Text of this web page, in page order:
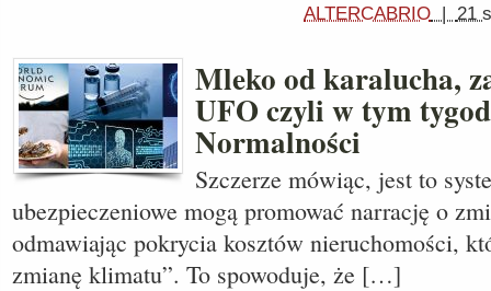
ALTERCABRIO | 21
Mleko od karalucha,
UFO czyli w tym
Normalności
Szczerze mówiąc, jest to
ubezpieczeniowe mogą promować narrację o
odmawiając pokrycia kosztów nieruchomości,
zmianę klimatu”. To spowoduje, że […]